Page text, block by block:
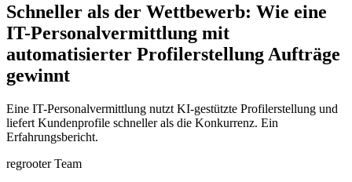
Schneller als der Wettbewerb: Wie eine
IT-Personalvermittlung mit
automatisierter Profilerstellung Aufträge
gewinnt
Eine IT-Personalvermittlung nutzt KI-gestützte Profilerstellung und
liefert Kundenprofile schneller als die Konkurrenz. Ein
Erfahrungsbericht.
regrooter Team